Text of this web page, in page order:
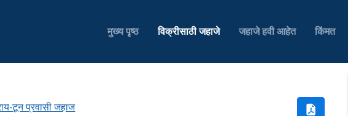
मुख्य पृष्ठ विक्रीसाठी जहाजे जहाजे हवी आहेत किंमत
टून प्रवासी जहाज